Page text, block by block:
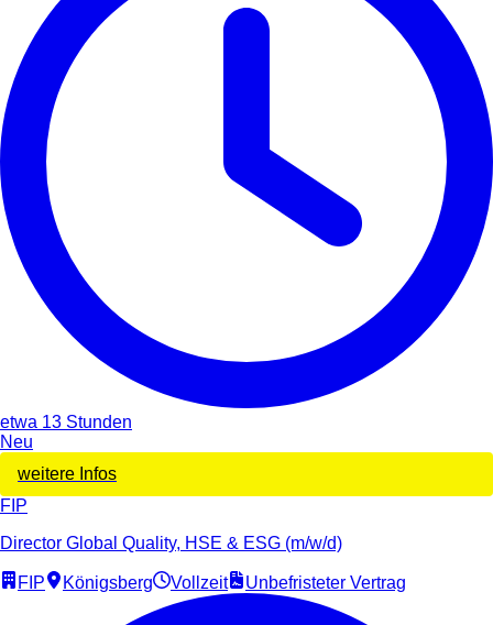
etwa 13 Stunden
Neu
weitere Infos
FIP
Director Global Quality, HSE & ESG (m/w/d)
FIP Königsberg Vollzeit Unbefristeter Vertrag